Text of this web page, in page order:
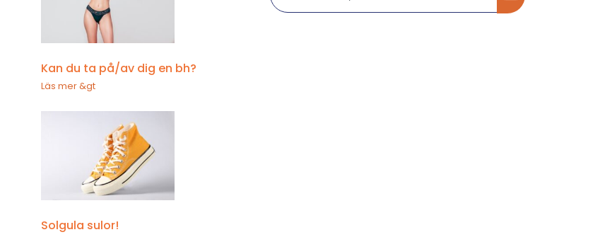
Kan du ta på/av dig en bh?
Läs mer &gt
Solgula sulor!